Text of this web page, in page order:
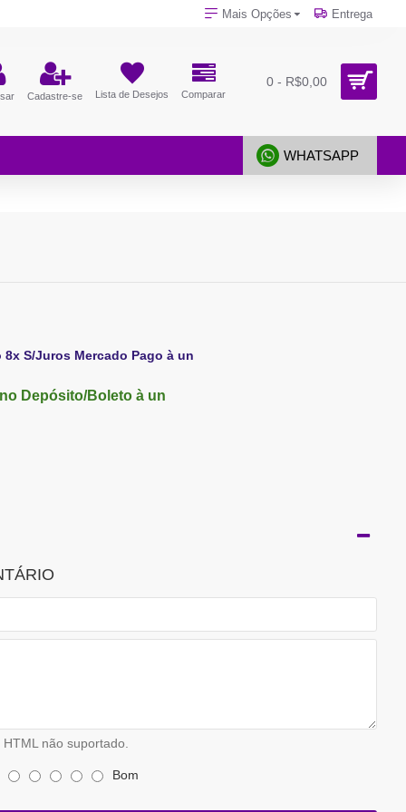
Mais Opções Entrega
Cadastre-se Lista de Desejos Comparar
0 - R$0,00
WHATSAPP
8x S/Juros Mercado Pago à un
no Depósito/Boleto à un
HTML não suportado.
Bom